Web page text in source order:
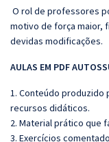
O rol de professores
motivo de força maior,
devidas modificações.
AULAS EM PDF
1. Conteúdo produzido
recursos didáticos.
2. Material prático que
3. Exercícios